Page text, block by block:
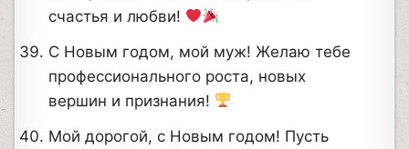
счастья и любви!
С Новым годом, мой муж! Желаю тебе
профессионального роста, новых
вершин и признания!
Мой дорогой, с Новым годом! Пусть